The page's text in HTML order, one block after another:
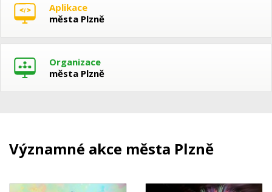
Aplikace
města Plzně
Organizace
města Plzně
Významné akce města Plzně